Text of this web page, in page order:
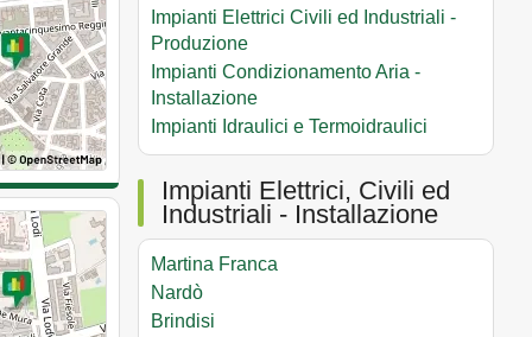
Impianti Elettrici Civili ed Industriali -
Produzione
Impianti Condizionamento Aria -
Installazione
Impianti Idraulici e Termoidraulici
Impianti Elettrici, Civili ed
Industriali - Installazione
Martina Franca
Nardò
Brindisi